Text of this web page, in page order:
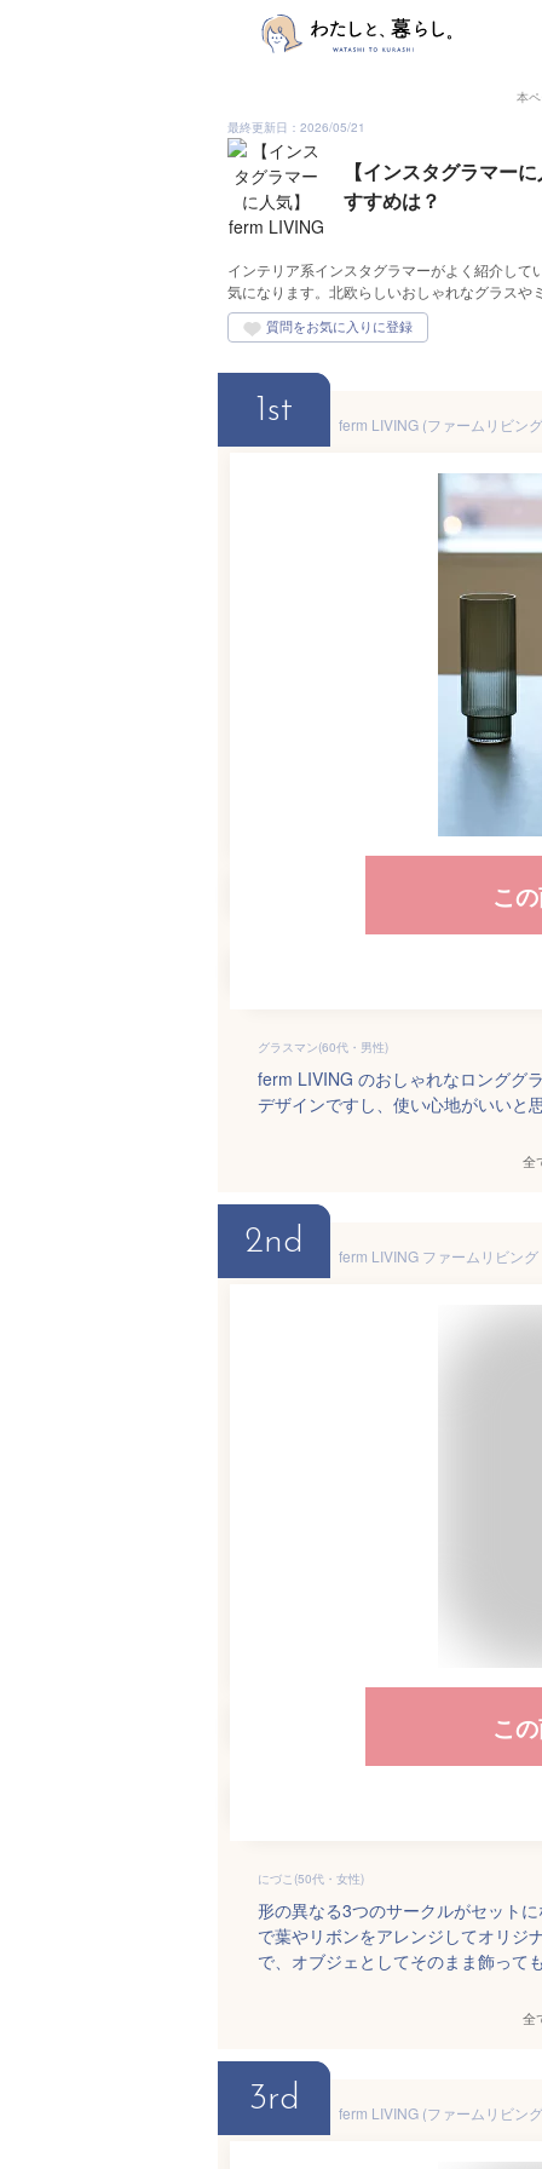
本
最終更新日：2026/05/21
【インスタグラマー
すすめは？
インテリア系インスタグラマーがよく紹介し
気になります。北欧らしいおしゃれなグラス
1st
こ
グラスマン(60代・男性)
ferm LIVING のおしゃれなロンググ
デザインですし、使い心地がいいと
全
2nd
こ
にづこ(50代・女性)
形の異なる3つのサークルがセット
で葉やリボンをアレンジしてオリジ
で、オブジェとしてそのまま飾って
全
3rd